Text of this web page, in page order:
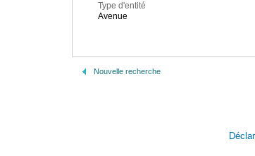
Type d'entité
Avenue
Nouvelle recherche